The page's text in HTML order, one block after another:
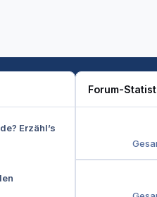
Erzähl’s
Forum-